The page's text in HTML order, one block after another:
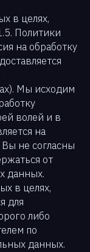
в целях,
Политики
на обработку
Мы исходим
волей и в
на
не согласны
от
данных.
в целях,
для
либо
по
данных.